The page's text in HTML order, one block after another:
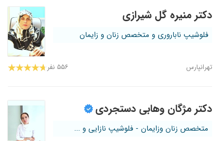
دکتر منیره گل شیرازی
فلوشیپ ناباروری و متخصص زنان و زایمان
تهرانپارس ۵۵۶ نفر
دکتر مژگان وهابی دستجردی
متخصص زنان وزایمان - فلوشیپ نازایی و ...